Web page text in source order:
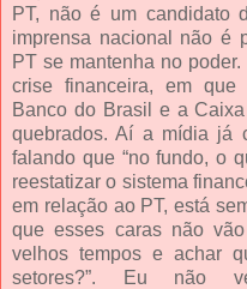
PT, não é um candidato
imprensa nacional não é
PT se mantenha no
crise financeira, em
Banco do Brasil e a
quebrados. Aí a mídia já
falando que “no fundo, o
reestatizar o sistema
em relação ao PT, está
que esses caras não
velhos tempos e achar
setores?”. Eu não